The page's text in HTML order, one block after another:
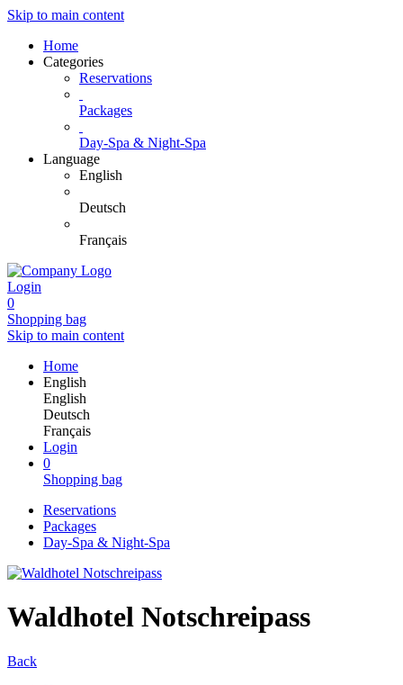
Skip to main content
Home
Categories
Reservations
Packages
Day-Spa & Night-Spa
Language
English
Deutsch
Français
Login
0
Shopping bag
Skip to main content
Home
English
English
Deutsch
Français
Login
0
Shopping bag
Reservations
Packages
Day-Spa & Night-Spa
Waldhotel Notschreipass
Back